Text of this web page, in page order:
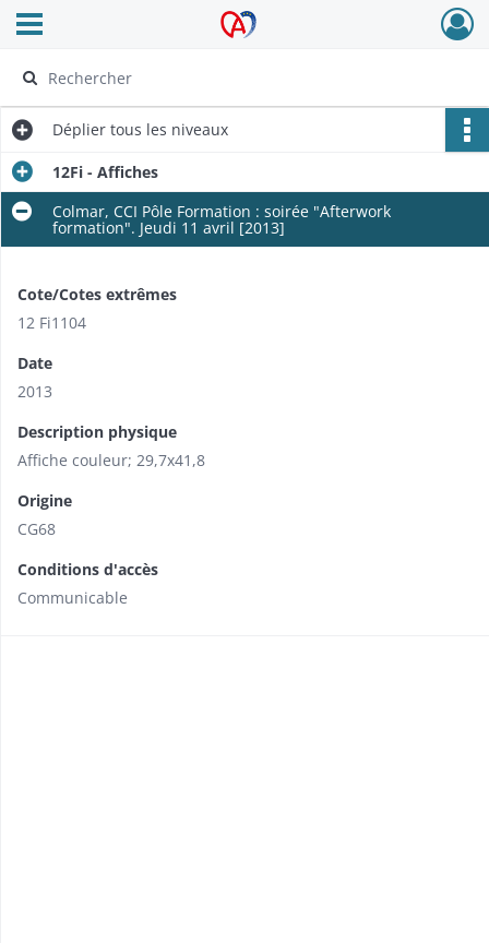
Archives Alsace - Colmar
Ouvrir le menu déroulant
Déplier tous les niveaux
12Fi - Affiches
Colmar, CCI Pôle Formation : soirée "Afterwork
formation". Jeudi 11 avril [2013]
Cote/Cotes extrêmes
12 Fi1104
Date
2013
Description physique
Affiche couleur; 29,7x41,8
Origine
CG68
Conditions d'accès
Communicable